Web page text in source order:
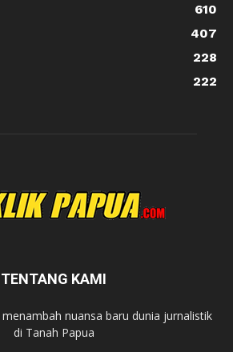
610
407
228
222
TENTANG KAMI
nuansa baru dunia jurnalistik
di Tanah Papua